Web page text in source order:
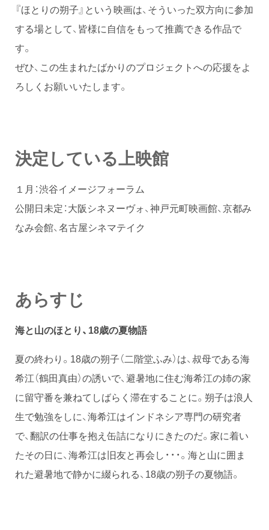
『ほとりの朔子』という映画は、そういった双方向に参加
する場として、皆様に自信をもって推薦できる作品で
す。
ぜひ、この生まれたばかりのプロジェクトへの応援をよ
ろしくお願いいたします。
決定している上映館
１月：渋谷イメージフォーラム
公開日未定：大阪シネヌーヴォ、神戸元町映画館、京都み
なみ会館、名古屋シネマテイク
あらすじ
海と山のほとり、18歳の夏物語
夏の終わり。18歳の朔子（二階堂ふみ）は、叔母である海
希江（鶴田真由）の誘いで、避暑地に住む海希江の姉の家
に留守番を兼ねてしばらく滞在することに。朔子は浪人
生で勉強をしに、海希江はインドネシア専門の研究者
で、翻訳の仕事を抱え缶詰になりにきたのだ。家に着い
たその日に、海希江は旧友と再会し・・・。海と山に囲ま
れた避暑地で静かに綴られる、18歳の朔子の夏物語。